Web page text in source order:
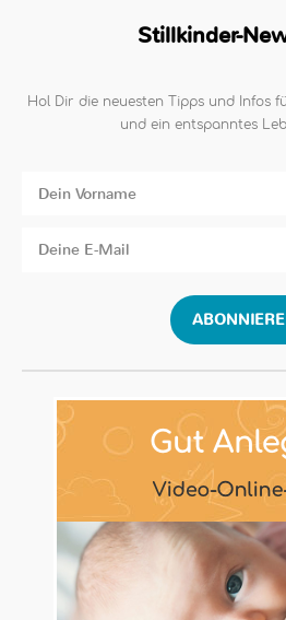
Stillkinder-
Hol Dir die neuesten Tipps und Infos
und ein entspanntes